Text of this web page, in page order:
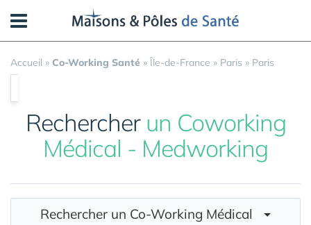
Accueil » Co-Working Santé » Île-de-France » Paris » Paris
Rechercher un Coworking
Médical - Medworking
Rechercher un Co-Working Médical
Panneau de gestion des cookies